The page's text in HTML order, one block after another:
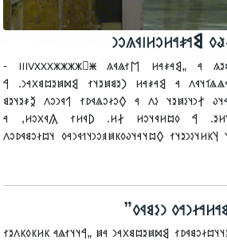
‮𐲀𐳯 𐳪𐳦𐳛𐳖𐳤𐳜
‮‮𐲇𐳉𐳄𐳉𐳘𐳂𐳉𐳢 𐳻𐳺-𐳁𐳙 𐳚𐳑𐳖𐳦 𐳘𐳉𐳍 𐳀 „𐲘𐳀𐳎𐳀𐳢
𐳿𐲿𐳾𐳾𐳾𐳾𐳼𐳼𐳼𐳼” 𐳄𐳑𐳘𐳹 𐳓𐳐𐳁𐳖𐳖𐳑𐳦𐳁𐳤 𐳀
𐳦𐳁𐳢𐳖𐳀𐳦 𐳀 𐲘𐳀𐳎𐳀𐳢𐳤𐳁𐳍𐳓𐳪𐳦𐳀𐳦𐳜 𐲐𐳙𐳦𐳋𐳯𐳉𐳦 𐳋𐳤
𐳥𐳉𐳢𐳮𐳉𐳯𐳋𐳤𐳋𐳂𐳉𐳙 𐳒𐳞𐳦𐳦 𐳖𐳋𐳦𐳢𐳉. 𐲀
𐲘𐳀𐳎𐳀𐳢𐳤𐳁𐳍𐳓𐳪𐳦𐳀𐳦𐳜 𐲐𐳙𐳦𐳋𐳯𐳉𐳦 𐲦𐳞𐳢𐳦𐳋𐳙𐳉𐳦𐳐
‮„𐲀 𐳆𐳛𐳙𐳦𐳛𐳓
𐲘𐳉𐳍𐳚𐳑𐳖𐳦 𐳀 𐲘𐳀𐳎𐳀𐳢 𐲦𐳉𐳢𐳘𐳋𐳥𐳉𐳦𐳦𐳪𐳇𐳛𐳘𐳁𐳚𐳐